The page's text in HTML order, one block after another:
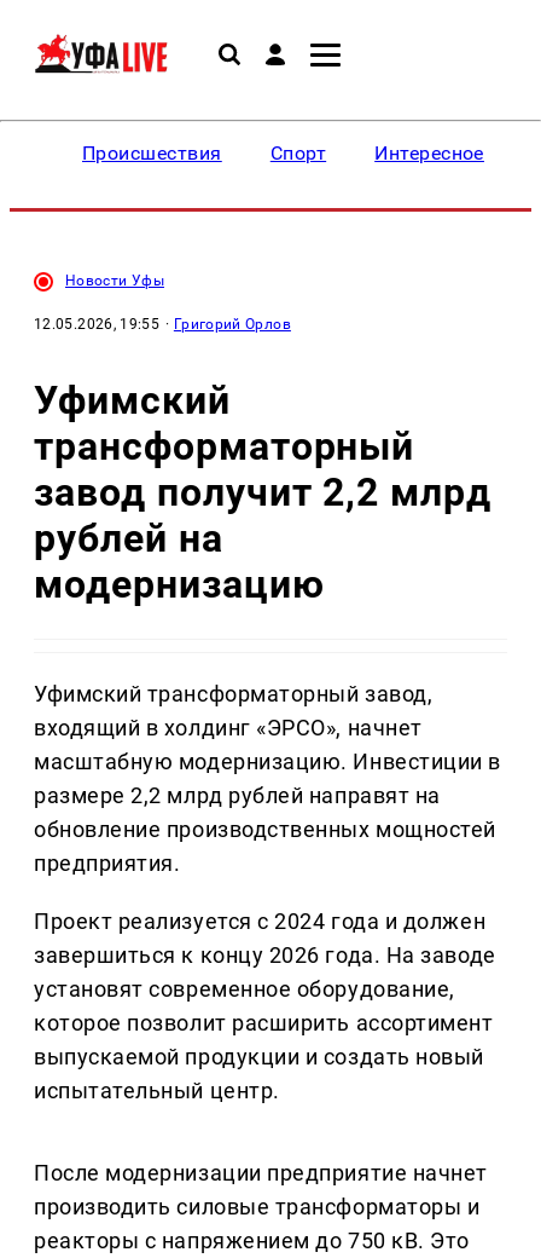
Происшествия Спорт Интересное
Новости Уфы
12.05.2026, 19:55 · Григорий Орлов
Уфимский
трансформаторный
завод получит 2,2 млрд
рублей на
модернизацию
Уфимский трансформаторный завод,
входящий в холдинг «ЭРСО», начнет
масштабную модернизацию. Инвестиции в
размере 2,2 млрд рублей направят на
обновление производственных мощностей
предприятия.
Проект реализуется с 2024 года и должен
завершиться к концу 2026 года. На заводе
установят современное оборудование,
которое позволит расширить ассортимент
выпускаемой продукции и создать новый
испытательный центр.
После модернизации предприятие начнет
производить силовые трансформаторы и
реакторы с напряжением до 750 кВ. Это